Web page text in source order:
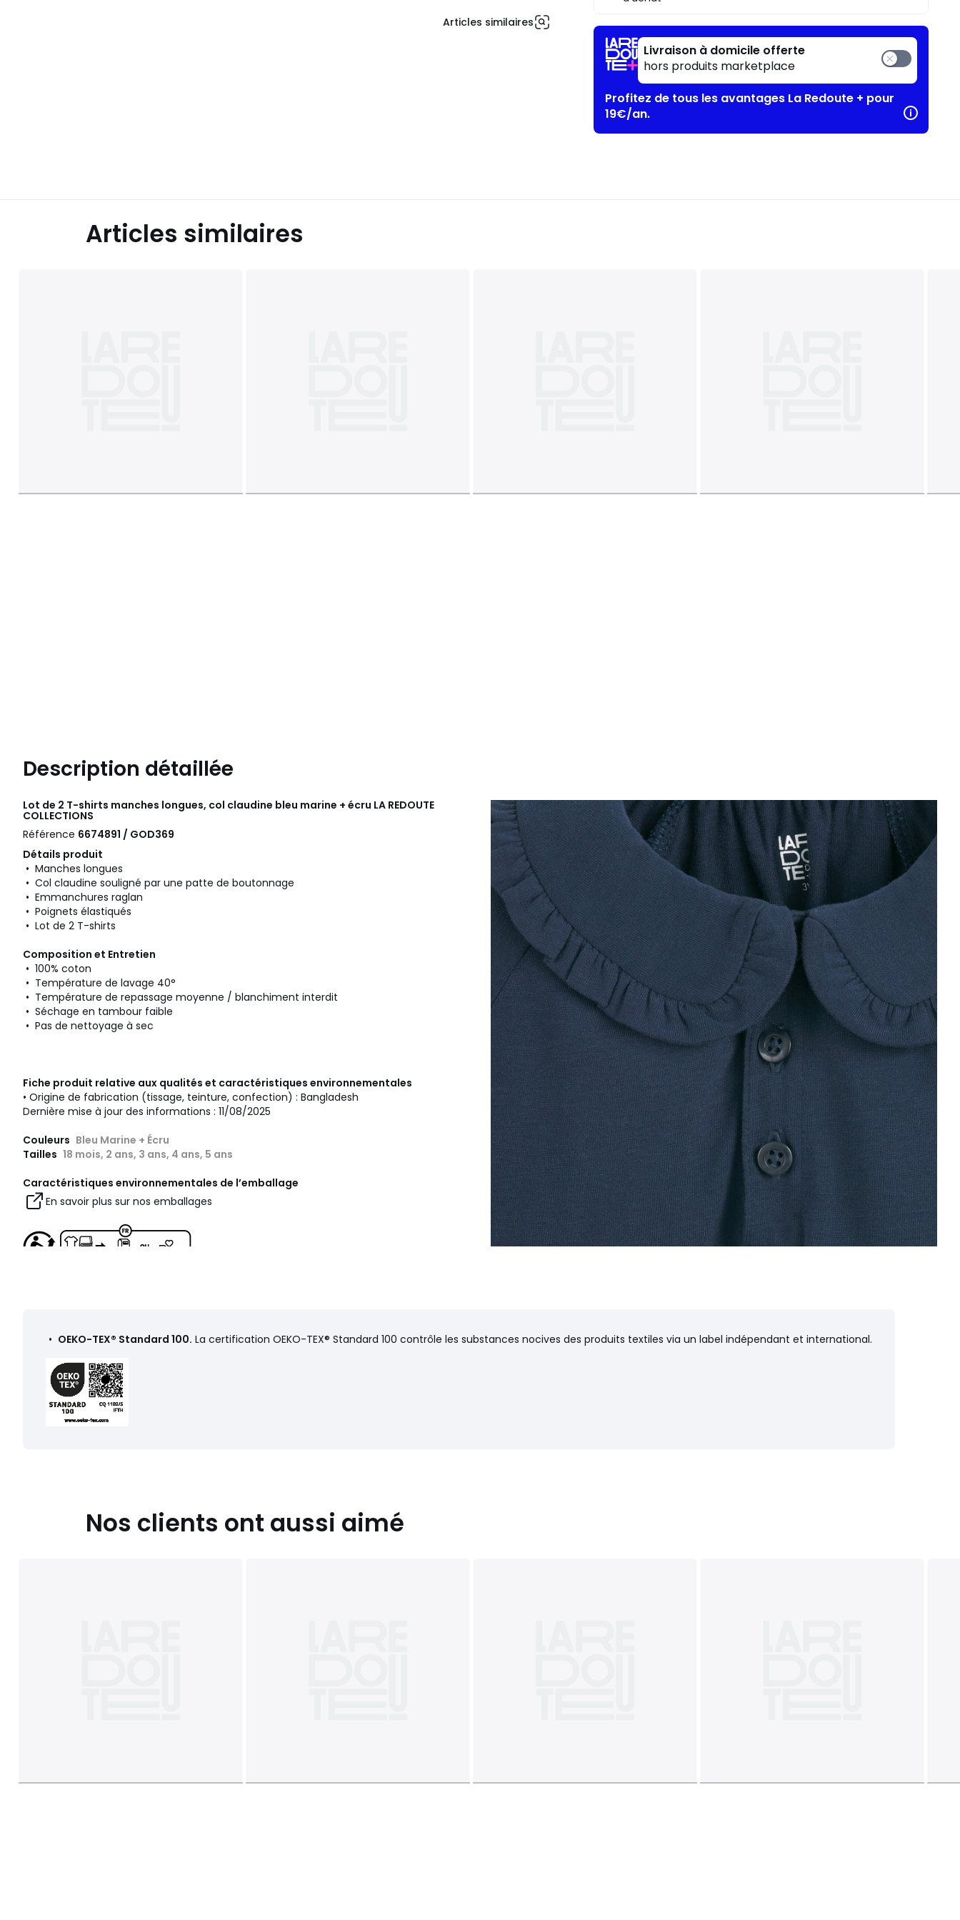
Articles similaires
Livraison à domicile offerte
hors produits marketplace
Profitez de tous les avantages La Redoute + pour
19€/an.
Articles similaires
Description détaillée
Lot de 2 T-shirts manches longues, col claudine bleu marine + écru LA REDOUTE
COLLECTIONS
Référence 6674891 / GOD369
Détails produit
• Manches longues
• Col claudine souligné par une patte de boutonnage
• Emmanchures raglan
• Poignets élastiqués
• Lot de 2 T-shirts
Composition et Entretien
• 100% coton
• Température de lavage 40°
• Température de repassage moyenne / blanchiment interdit
• Séchage en tambour faible
• Pas de nettoyage à sec
Fiche produit relative aux qualités et caractéristiques environnementales
• Origine de fabrication (tissage, teinture, confection) : Bangladesh
Dernière mise à jour des informations : 11/08/2025
Couleurs Bleu Marine + Écru
Tailles 18 mois, 2 ans, 3 ans, 4 ans, 5 ans
Caractéristiques environnementales de l’emballage
En savoir plus sur nos emballages
• OEKO-TEX® Standard 100. La certification OEKO-TEX® Standard 100 contrôle les substances nocives des produits textiles via un label indépendant et international.
Nos clients ont aussi aimé